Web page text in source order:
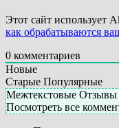
Этот сайт использует
как обрабатываются
0 комментариев
Новые
Старые Популярные
Межтекстовые Отзывы
Посмотреть все